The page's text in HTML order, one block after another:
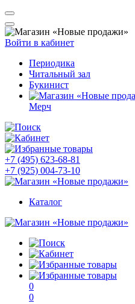
Войти в кабинет
Периодика
Читальный зал
Букинист
Мерч
+7 (495) 623-68-81
+7 (925) 004-73-10
Каталог
0
0